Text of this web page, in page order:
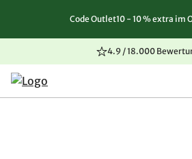
Zum Inhalt springen
Zur Navigation springen
Zum Seitenende springen
Code Outlet10 - 10 % extra im
4.9 / 18.000